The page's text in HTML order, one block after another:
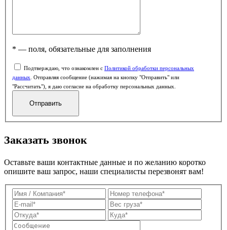
* — поля, обязательные для заполнения
Подтверждаю, что ознакомлен с Политикой обработки персональных
данных . Отправляя сообщение (нажимая на кнопку "Отправить" или
"Рассчитать"), я даю согласие на обработку персональных данных.
Заказать звонок
Оставьте ваши контактные данные и по желанию коротко
опишите ваш запрос, наши специалисты перезвонят вам!